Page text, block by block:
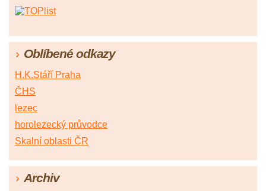
Oblíbené odkazy
H.K.Stáří Praha
ČHS
lezec
horolezecký průvodce
Skalní oblasti ČR
Archiv